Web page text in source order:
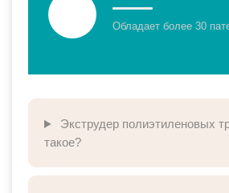
Обладает более 30
Экструдер полиэтиленовых
такое?